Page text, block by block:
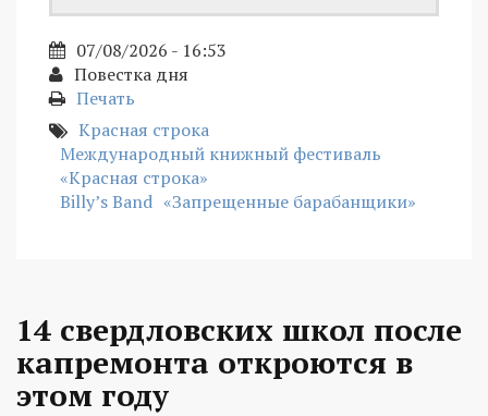
07/08/2026 - 16:53
Повестка дня
Печать
Красная строка
Международный книжный фестиваль
«Красная строка»
Billy’s Band «Запрещенные барабанщики»
14 свердловских школ после
капремонта откроются в
этом году